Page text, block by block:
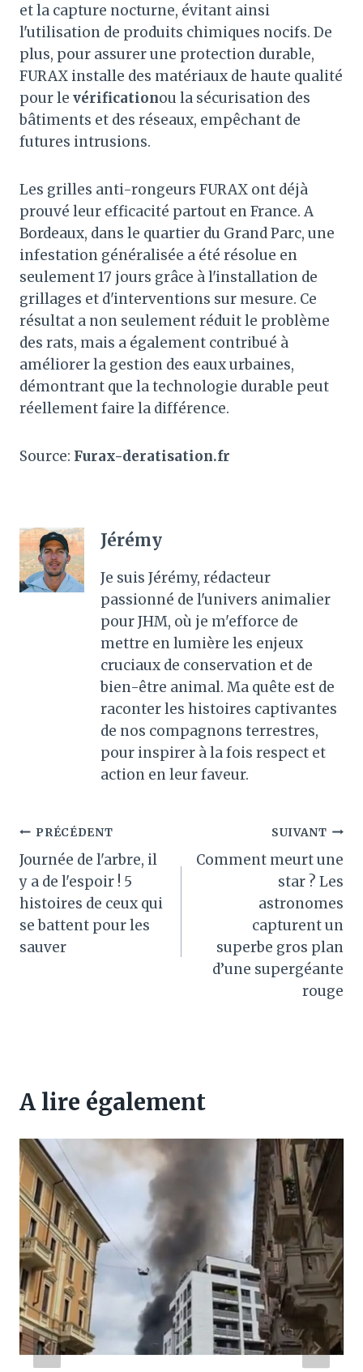
et la capture nocturne, évitant ainsi
l'utilisation de produits chimiques nocifs. De
plus, pour assurer une protection durable,
FURAX installe des matériaux de haute qualité
pour le vérificationou la sécurisation des
bâtiments et des réseaux, empêchant de
futures intrusions.
Les grilles anti-rongeurs FURAX ont déjà
prouvé leur efficacité partout en France. A
Bordeaux, dans le quartier du Grand Parc, une
infestation généralisée a été résolue en
seulement 17 jours grâce à l'installation de
grillages et d'interventions sur mesure. Ce
résultat a non seulement réduit le problème
des rats, mais a également contribué à
améliorer la gestion des eaux urbaines,
démontrant que la technologie durable peut
réellement faire la différence.
Source: Furax-deratisation.fr
Jérémy
Je suis Jérémy, rédacteur
passionné de l'univers animalier
pour JHM, où je m'efforce de
mettre en lumière les enjeux
cruciaux de conservation et de
bien-être animal. Ma quête est de
raconter les histoires captivantes
de nos compagnons terrestres,
pour inspirer à la fois respect et
action en leur faveur.
Navigation
de
l’article
PRÉCÉDENT
Journée de l'arbre, il
y a de l'espoir ! 5
histoires de ceux qui
se battent pour les
sauver
SUIVANT
Comment meurt une
star ? Les
astronomes
capturent un
superbe gros plan
d’une supergéante
rouge
A lire également